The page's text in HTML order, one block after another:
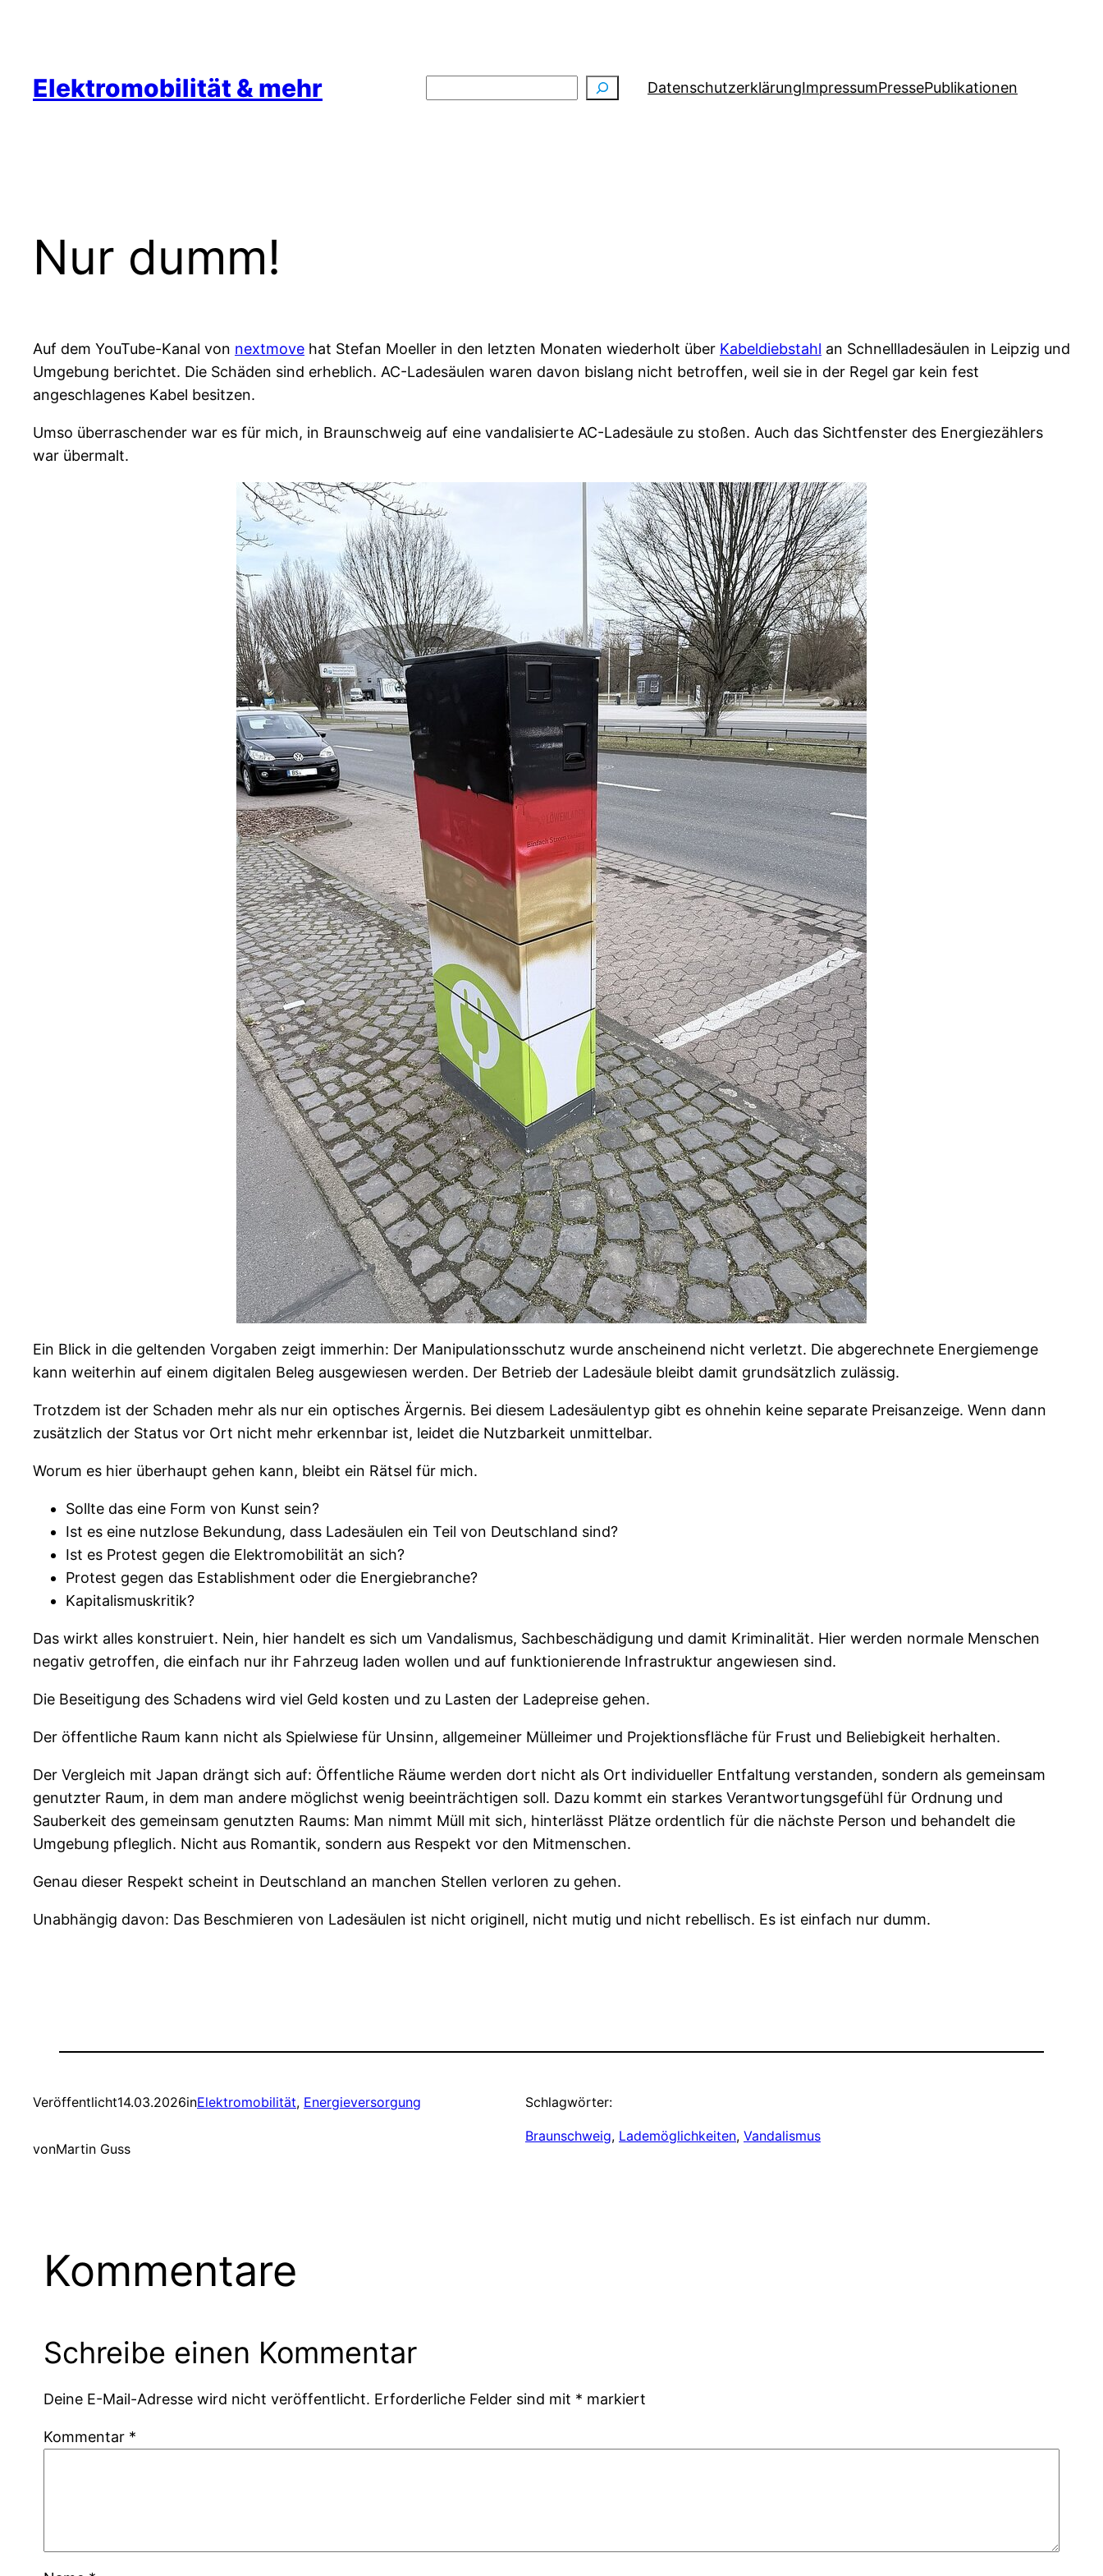
Elektromobilität & mehr DatenschutzerklärungImpressumPressePublikationen
Nur dumm!
Auf dem YouTube-Kanal von nextmove hat Stefan Moeller in den letzten Monaten wiederholt über Kabeldiebstahl an Schnellladesäulen in Leipzig und
Umgebung berichtet. Die Schäden sind erheblich. AC-Ladesäulen waren davon bislang nicht betroffen, weil sie in der Regel gar kein fest
angeschlagenes Kabel besitzen.
Umso überraschender war es für mich, in Braunschweig auf eine vandalisierte AC-Ladesäule zu stoßen. Auch das Sichtfenster des Energiezählers
war übermalt.
Ein Blick in die geltenden Vorgaben zeigt immerhin: Der Manipulationsschutz wurde anscheinend nicht verletzt. Die abgerechnete Energiemenge
kann weiterhin auf einem digitalen Beleg ausgewiesen werden. Der Betrieb der Ladesäule bleibt damit grundsätzlich zulässig.
Trotzdem ist der Schaden mehr als nur ein optisches Ärgernis. Bei diesem Ladesäulentyp gibt es ohnehin keine separate Preisanzeige. Wenn dann
zusätzlich der Status vor Ort nicht mehr erkennbar ist, leidet die Nutzbarkeit unmittelbar.
Worum es hier überhaupt gehen kann, bleibt ein Rätsel für mich.
Sollte das eine Form von Kunst sein?
Ist es eine nutzlose Bekundung, dass Ladesäulen ein Teil von Deutschland sind?
Ist es Protest gegen die Elektromobilität an sich?
Protest gegen das Establishment oder die Energiebranche?
Kapitalismuskritik?
Das wirkt alles konstruiert. Nein, hier handelt es sich um Vandalismus, Sachbeschädigung und damit Kriminalität. Hier werden normale Menschen
negativ getroffen, die einfach nur ihr Fahrzeug laden wollen und auf funktionierende Infrastruktur angewiesen sind.
Die Beseitigung des Schadens wird viel Geld kosten und zu Lasten der Ladepreise gehen.
Der öffentliche Raum kann nicht als Spielwiese für Unsinn, allgemeiner Mülleimer und Projektionsfläche für Frust und Beliebigkeit herhalten.
Der Vergleich mit Japan drängt sich auf: Öffentliche Räume werden dort nicht als Ort individueller Entfaltung verstanden, sondern als gemeinsam
genutzter Raum, in dem man andere möglichst wenig beeinträchtigen soll. Dazu kommt ein starkes Verantwortungsgefühl für Ordnung und
Sauberkeit des gemeinsam genutzten Raums: Man nimmt Müll mit sich, hinterlässt Plätze ordentlich für die nächste Person und behandelt die
Umgebung pfleglich. Nicht aus Romantik, sondern aus Respekt vor den Mitmenschen.
Genau dieser Respekt scheint in Deutschland an manchen Stellen verloren zu gehen.
Unabhängig davon: Das Beschmieren von Ladesäulen ist nicht originell, nicht mutig und nicht rebellisch. Es ist einfach nur dumm.
Veröffentlicht14.03.2026inElektromobilität, Energieversorgung
vonMartin Guss
Schlagwörter:
Braunschweig, Lademöglichkeiten, Vandalismus
Kommentare
Schreibe einen Kommentar
Deine E-Mail-Adresse wird nicht veröffentlicht. Erforderliche Felder sind mit * markiert
Kommentar *